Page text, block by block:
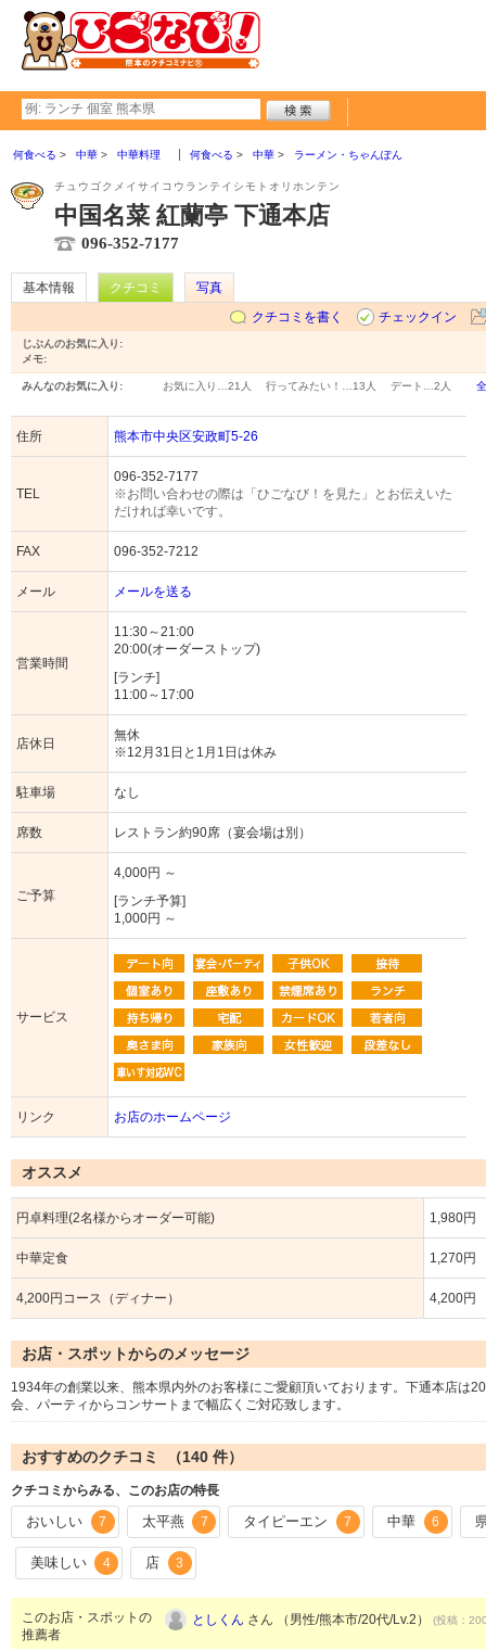
何食べる 中華 中華料理 何食べる 中華 ラーメン・ちゃんぽん
チュウゴクメイサイコウランテイシモトオリホンテン
中国名菜 紅蘭亭 下通本店
096-352-7177
基本情報 クチコミ
写真
クチコミを書く
チェックイン
じぶんのお気に入り:
メモ:
みんなのお気に入り: お気に入り… 21人 行ってみたい！… 13人 デート… 2人
住所 熊本市中央区安政町5-26
TEL
096-352-7177
※お問い合わせの際は「ひごなび！を見た」とお伝えいた
だければ幸いです。
FAX 096-352-7212
メール メールを送る
営業時間
11:30～21:00
20:00(オーダーストップ)
[ランチ]
11:00～17:00
店休日
無休
※12月31日と1月1日は休み
駐車場 なし
席数 レストラン約90席（宴会場は別）
ご予算
4,000円 ～
[ランチ予算]
1,000円 ～
サービス
リンク お店のホームページ
オススメ
円卓料理(2名様からオーダー可能) 1,980円
中華定食 1,270円
4,200円コース（ディナー） 4,200円
お店・スポットからのメッセージ
1934年の創業以来、熊本県内外のお客様にご愛顧頂いております。下通本店は
会、パーティからコンサートまで幅広くご対応致します。
おすすめのクチコミ （140 件）
クチコミからみる、このお店の特長
おいしい 7 太平燕 7 タイピーエン 7 中華 6
美味しい 4 店 3
このお店・スポットの
推薦者
としくん さん （男性/熊本市/20代/Lv.2） (投稿：